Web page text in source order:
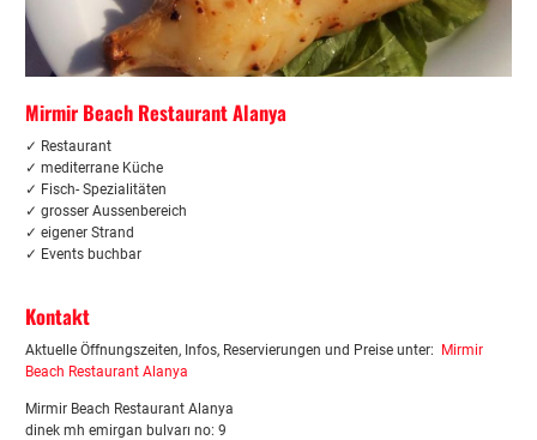
Mirmir Beach Restaurant Alanya
✓ Restaurant
✓ mediterrane Küche
✓ Fisch- Spezialitäten
✓ grosser Aussenbereich
✓ eigener Strand
✓ Events buchbar
Kontakt
Aktuelle Öffnungszeiten, Infos, Reservierungen und Preise unter:
Mirmir
Beach Restaurant Alanya
Mirmir Beach Restaurant Alanya
dinek mh emirgan bulvarı no: 9